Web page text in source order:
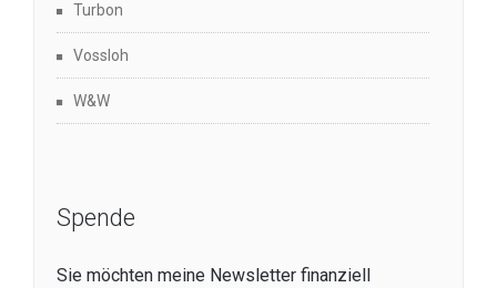
Turbon
Vossloh
W&W
Spende
Sie möchten meine Newsletter finanziell